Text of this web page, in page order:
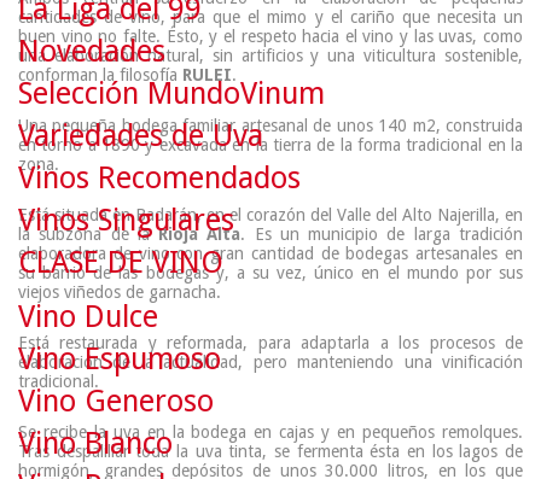
cantidades de vino, para que el mimo y el cariño que necesita un
buen vino no falte. Ésto, y el respeto hacia el vino y las uvas, como
una elaboración natural, sin artificios y una viticultura sostenible,
conforman la filosofía RULEI.
Una pequeña bodega familiar artesanal de unos 140 m2, construida
en torno a 1890 y excavada en la tierra de la forma tradicional en la
zona.
Está situada en Badarán, en el corazón del Valle del Alto Najerilla, en
la subzona de laRioja Alta. Es un municipio de larga tradición
elaboradora de vino con gran cantidad de bodegas artesanales en
subarrio de las bodegasy, a su vez, único en el mundo por sus
viejos viñedos de garnacha.
Está restaurada y reformada, para adaptarla a los procesos de
elaboración de la actualidad, pero manteniendo una vinificación
tradicional.
Se recibe la uva en la bodega en cajas y en pequeños remolques.
Tras despalillar toda la uva tinta, se fermenta ésta en los lagos de
hormigón, grandes depósitos de unos 30.000 litros, en los que
La Liga del 99
Novedades
Selección MundoVinum
Variedades de Uva
Vinos Recomendados
Vinos Singulares
CLASE DE VINO
Vino Dulce
Vino Espumoso
Vino Generoso
Vino Blanco